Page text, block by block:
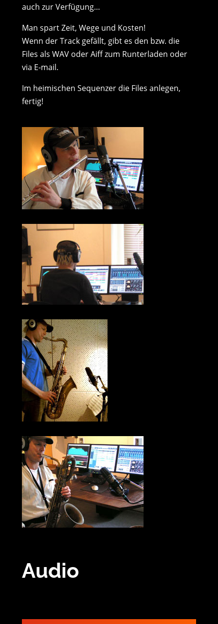
auch zur Verfügung…
Man spart Zeit, Wege und Kosten!
Wenn der Track gefällt, gibt es den bzw. die
Files als WAV oder Aiff zum Runterladen oder
via E-mail.
Im heimischen Sequenzer die Files anlegen,
fertig!
Audio